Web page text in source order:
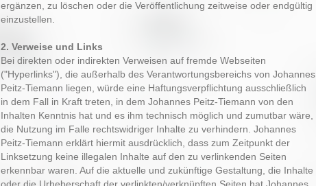
ergänzen, zu löschen oder die Veröffentlichung zeitweise oder endgültig
einzustellen.
2. Verweise und Links
Bei direkten oder indirekten Verweisen auf fremde Webseiten
("Hyperlinks"), die außerhalb des Verantwortungsbereichs von Johannes
Peitz-Tiemann liegen, würde eine Haftungsverpflichtung ausschließlich
in dem Fall in Kraft treten, in dem Johannes Peitz-Tiemann von den
Inhalten Kenntnis hat und es ihm technisch möglich und zumutbar wäre,
die Nutzung im Falle rechtswidriger Inhalte zu verhindern. Johannes
Peitz-Tiemann erklärt hiermit ausdrücklich, dass zum Zeitpunkt der
Linksetzung keine illegalen Inhalte auf den zu verlinkenden Seiten
erkennbar waren. Auf die aktuelle und zukünftige Gestaltung, die Inhalte
oder die Urheberschaft der verlinkten/verknüpften Seiten hat Johannes